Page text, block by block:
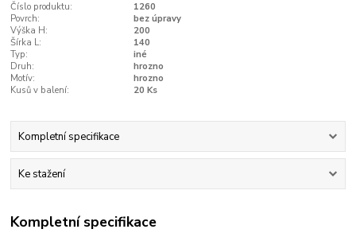
Číslo produktu:
1260
Povrch:
bez úpravy
Výška H:
200
Šírka L:
140
Typ:
iné
Druh:
hrozno
Motív:
hrozno
Kusů v balení:
20 Ks
Kompletní specifikace
Ke stažení
Kompletní specifikace